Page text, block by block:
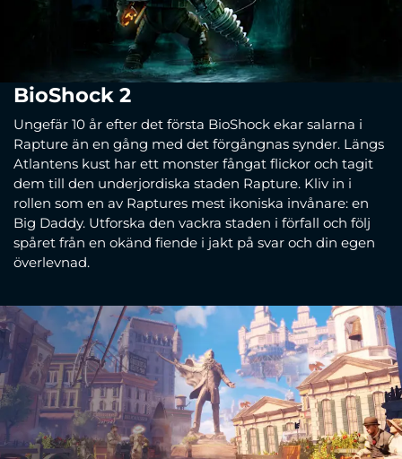
BioShock 2
Ungefär 10 år efter det första BioShock ekar salarna i
Rapture än en gång med det förgångnas synder. Längs
Atlantens kust har ett monster fångat flickor och tagit
dem till den underjordiska staden Rapture. Kliv in i
rollen som en av Raptures mest ikoniska invånare: en
Big Daddy. Utforska den vackra staden i förfall och följ
spåret från en okänd fiende i jakt på svar och din egen
överlevnad.